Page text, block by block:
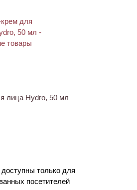
лица Hydro, 50 мл
только для
посетителей